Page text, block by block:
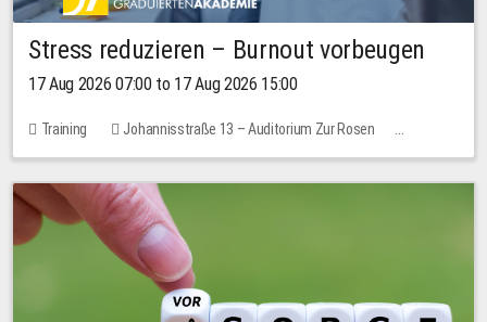
Stress reduzieren – Burnout vorbeugen
17 Aug 2026 07:00 to 17 Aug 2026 15:00
Training
Johannisstraße 13 – Auditorium Zur Rosen
1 place
10.00 EUR